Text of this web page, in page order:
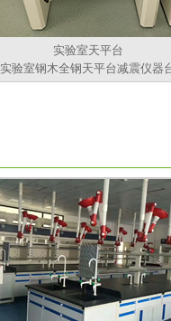
实验室天平台
实验室钢木全钢天平台减震仪器